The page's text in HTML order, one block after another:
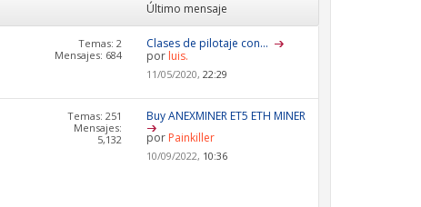
Último mensaje
Temas: 2
Mensajes: 684
Clases de pilotaje con...
por luis.
11/05/2020,22:29
Temas: 251
Mensajes:
5,132
Buy ANEXMINER ET5 ETH MINER
por Painkiller
10/09/2022, 10:36